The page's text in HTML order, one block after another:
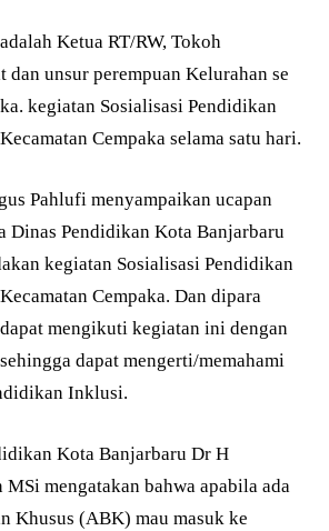
Ketua RT/RW, Tokoh
dan unsur perempuan Kelurahan se
kegiatan Sosialisasi Pendidikan
Cempaka selama satu hari.
Pahlufi menyampaikan ucapan
Dinas Pendidikan Kota Banjarbaru
kegiatan Sosialisasi Pendidikan
Cempaka. Dan dipara
mengikuti kegiatan ini dengan
dapat mengerti/memahami
Inklusi.
Kota Banjarbaru Dr H
MSi mengatakan bahwa apabila ada
Khusus (ABK) mau masuk ke